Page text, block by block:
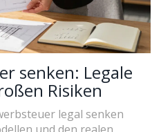
senken: Legale
Risiken
legal senken